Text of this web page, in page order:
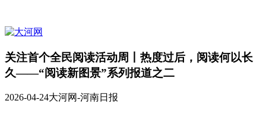
关注首个全民阅读活动周丨热度过后，阅读何以长
久——“阅读新图景”系列报道之二
2026-04-24大河网-河南日报